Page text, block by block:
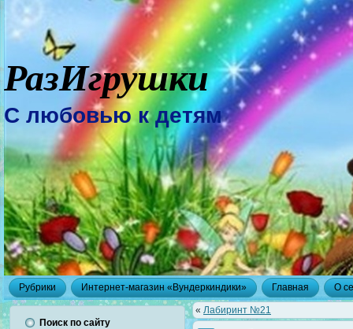
РазИгрушки
С любовью к детям
Рубрики Интернет-магазин «Вундеркиндики» Главная О
Поиск по сайту
« Лабиринт №21